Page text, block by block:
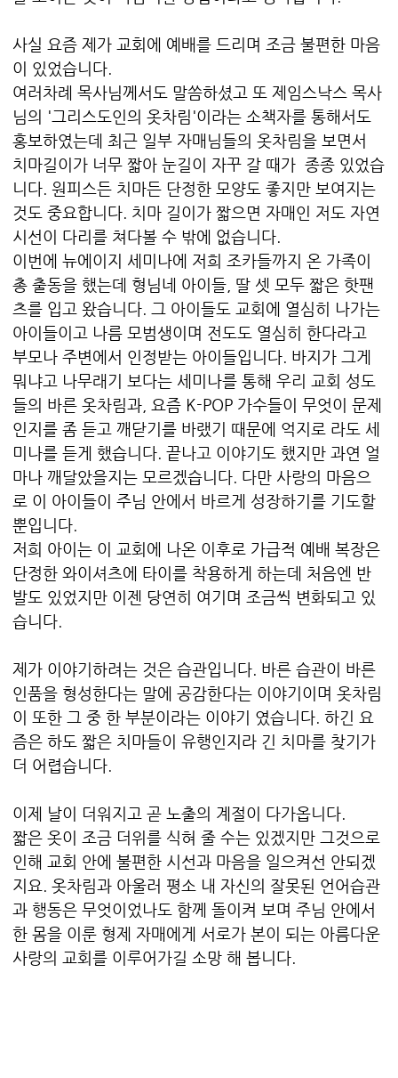
사실 요즘 제가 교회에 예배를 드리며 조금 불편한 마음
이 있었습니다.
여러차례 목사님께서도 말씀하셨고 또 제임스낙스 목사
님의 '그리스도인의 옷차림'이라는 소책자를 통해서도
홍보하였는데 최근 일부 자매님들의 옷차림을 보면서
치마길이가 너무 짧아 눈길이 자꾸 갈 때가 종종 있었습
니다. 원피스든 치마든 단정한 모양도 좋지만 보여지는
것도 중요합니다. 치마 길이가 짧으면 자매인 저도 자연
시선이 다리를 쳐다볼 수 밖에 없습니다.
이번에 뉴에이지 세미나에 저희 조카들까지 온 가족이
총 출동을 했는데 형님네 아이들, 딸 셋 모두 짧은 핫팬
츠를 입고 왔습니다. 그 아이들도 교회에 열심히 나가는
아이들이고 나름 모범생이며 전도도 열심히 한다라고
부모나 주변에서 인정받는 아이들입니다. 바지가 그게
뭐냐고 나무래기 보다는 세미나를 통해 우리 교회 성도
들의 바른 옷차림과, 요즘 K-POP 가수들이 무엇이 문제
인지를 좀 듣고 깨닫기를 바랬기 때문에 억지로 라도 세
미나를 듣게 했습니다. 끝나고 이야기도 했지만 과연 얼
마나 깨달았을지는 모르겠습니다. 다만 사랑의 마음으
로 이 아이들이 주님 안에서 바르게 성장하기를 기도할
뿐입니다.
저희 아이는 이 교회에 나온 이후로 가급적 예배 복장은
단정한 와이셔츠에 타이를 착용하게 하는데 처음엔 반
발도 있었지만 이젠 당연히 여기며 조금씩 변화되고 있
습니다.
제가 이야기하려는 것은 습관입니다. 바른 습관이 바른
인품을 형성한다는 말에 공감한다는 이야기이며 옷차림
이 또한 그 중 한 부분이라는 이야기 였습니다. 하긴 요
즘은 하도 짧은 치마들이 유행인지라 긴 치마를 찾기가
더 어렵습니다.
이제 날이 더워지고 곧 노출의 계절이 다가옵니다.
짧은 옷이 조금 더위를 식혀 줄 수는 있겠지만 그것으로
인해 교회 안에 불편한 시선과 마음을 일으켜선 안되겠
지요. 옷차림과 아울러 평소 내 자신의 잘못된 언어습관
과 행동은 무엇이었나도 함께 돌이켜 보며 주님 안에서
한 몸을 이룬 형제 자매에게 서로가 본이 되는 아름다운
사랑의 교회를 이루어가길 소망 해 봅니다.